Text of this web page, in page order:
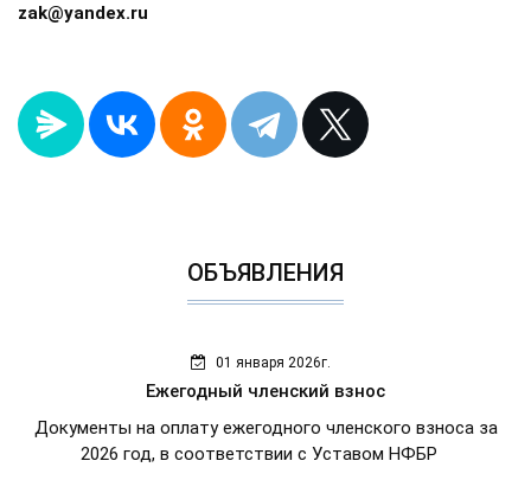
zak@yandex.ru
ОБЪЯВЛЕНИЯ
01 января 2026г.
Ежегодный членский взнос
Документы на оплату ежегодного членского взноса за
2026 год, в соответствии с Уставом НФБР